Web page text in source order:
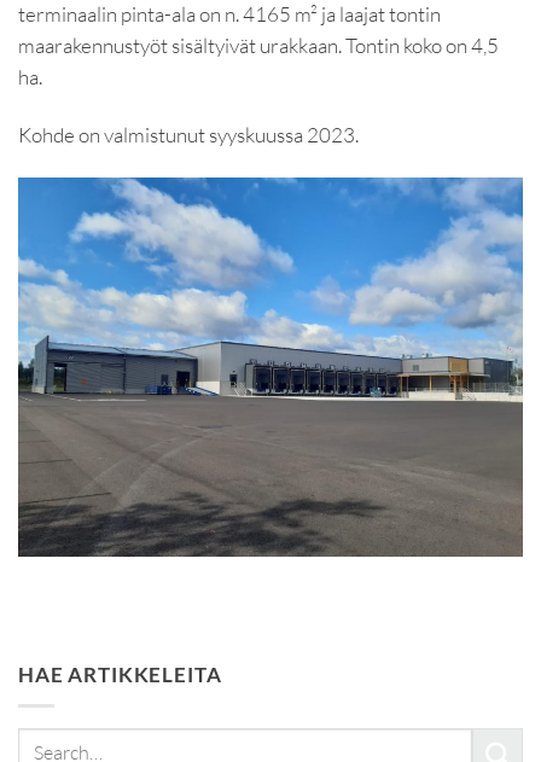
terminaalin pinta-ala on n. 4165 m² ja laajat tontin
maarakennustyöt sisältyivät urakkaan. Tontin koko on 4,5
ha.
Kohde on valmistunut syyskuussa 2023.
HAE ARTIKKELEITA